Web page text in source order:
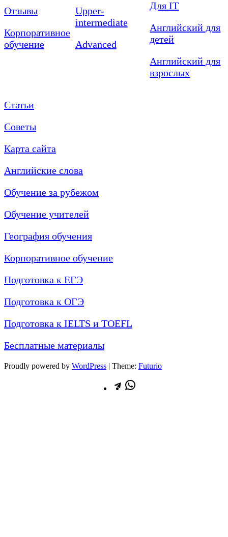
Отзывы
Корпоративное
обучение
Upper-
intermediate
Advanced
Для IT
Английский для
детей
Английский для
взрослых
Статьи
Советы
Карта сайта
Английские слова
Обучение за рубежом
Обучение учителей
География обучения
Корпоративное обучение
Подготовка к ЕГЭ
Подготовка к ОГЭ
Подготовка к IELTS и TOEFL
Бесплатные материалы
Proudly powered by WordPress | Theme: Futurio
Telegram